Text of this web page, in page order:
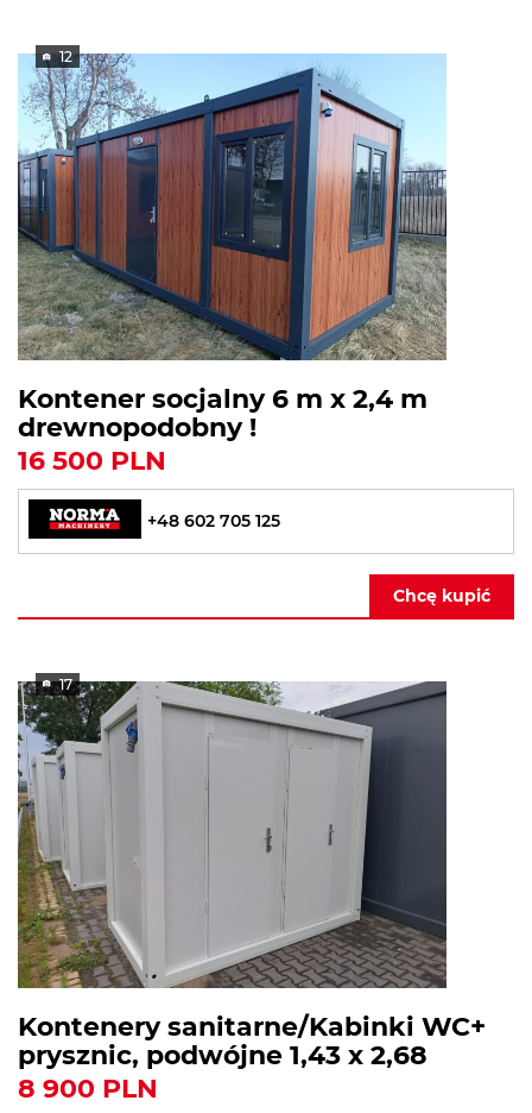
12
Kontener socjalny 6 m x 2,4 m
drewnopodobny !
16 500 PLN
+48 602 705 125
Chcę kupić
17
Kontenery sanitarne/Kabinki WC+
prysznic, podwójne 1,43 x 2,68
8 900 PLN